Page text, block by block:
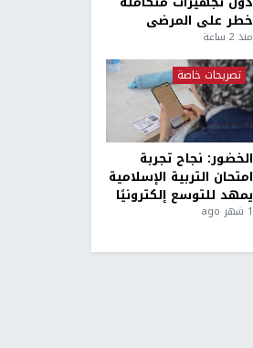
خطر على المرضى
منذ 2 ساعة
تصريحات خاصة
الخضور: نجاح تجربة
امتحان التربية الإسلامية
يمهد للتوسع إلكترونيًا
1 شهر ago